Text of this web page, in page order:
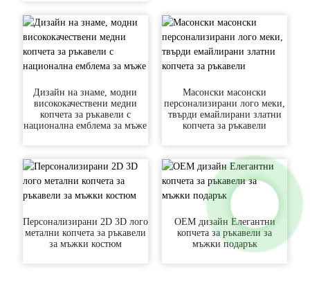
Дизайн на знаме, модни
висококачествени медни
копчета за ръкавели с
национална емблема за мъже
Масонски масонски
персонализирани лого меки,
твърди емайлирани златни
копчета за ръкавели
Персонализирани 2D 3D лого
метални копчета за ръкавели
за мъжки костюм
OEM дизайн Елегантни
копчета за ръкавели за
мъжки подарък